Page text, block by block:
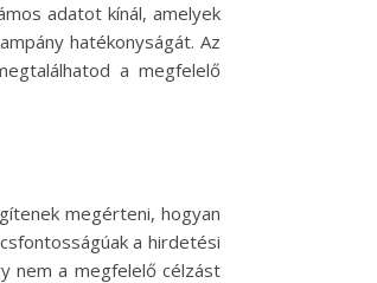
adatot kínál, amelyek
hatékonyságát. Az
a megfelelő
megérteni, hogyan
a hirdetési
nem a megfelelő célzást